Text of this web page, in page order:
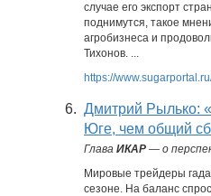
случае его экспорт
поднимутся, такое
агробизнеса и
Тихонов. ...
https://
6. Дмитрий Рылько:
Юге, чем общий
Глава ИКАР — о
Мировые трейдеры
сезоне. На баланс